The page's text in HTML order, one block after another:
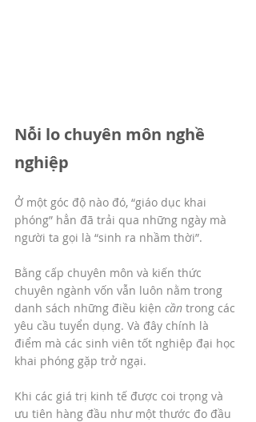
Nỗi lo chuyên môn nghề
nghiệp
Ở một góc độ nào đó, “giáo dục khai
phóng” hẳn đã trải qua những ngày mà
người ta gọi là “sinh ra nhầm thời”.
Bằng cấp chuyên môn và kiến thức
chuyên ngành vốn vẫn luôn nằm trong
danh sách những điều kiện cần trong các
yêu cầu tuyển dụng. Và đây chính là
điểm mà các sinh viên tốt nghiệp đại học
khai phóng gặp trở ngại.
Khi các giá trị kinh tế được coi trọng và
ưu tiên hàng đầu như một thước đo đầu